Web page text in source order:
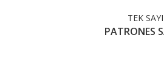
TEK SAYI
PATRONES